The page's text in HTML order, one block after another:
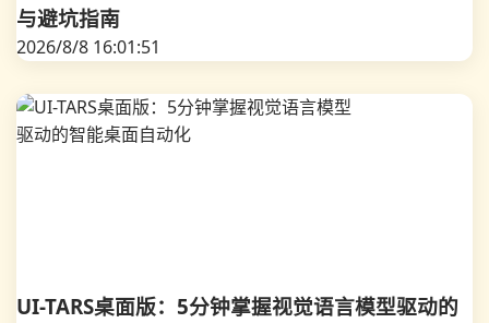
与避坑指南
2026/8/8 16:01:51
UI-TARS桌面版：5分钟掌握视觉语言模型驱动的